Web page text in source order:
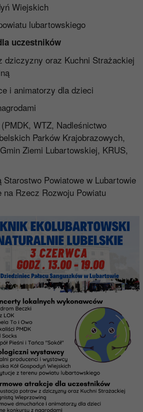
Wiejskich
lubartowskiego
uczestników
dziczyzny oraz Kuchni Strażackiej
i animatorzy dla dzieci
WTZ, Nadleśnictwo
Parków Krajobrazowych,
Ziemi Lubartowskiej, KRUS,
Powiatowe w Lubartowie
Rzecz Rozwoju Powiatu